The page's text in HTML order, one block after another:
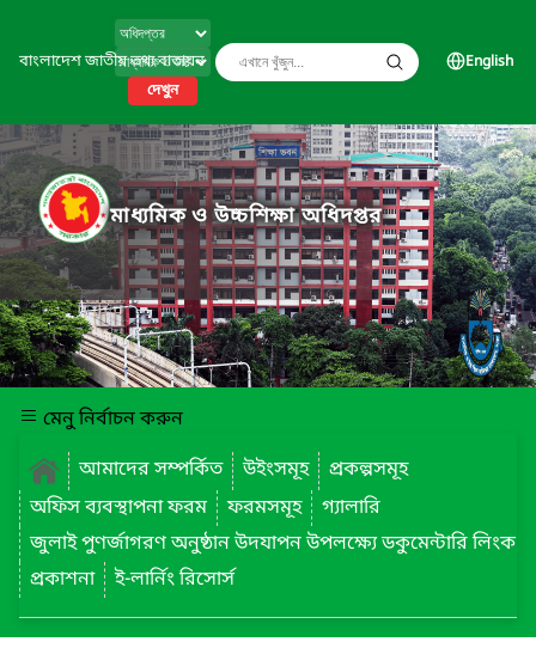
বাংলাদেশ জাতীয় তথ্য বাতায়ন
দেখুন
English
মাধ্যমিক ও উচ্চশিক্ষা অধিদপ্তর
মেনু নির্বাচন করুন
আমাদের সম্পর্কিত
উইংসমূহ
প্রকল্পসমূহ
অফিস ব্যবস্থাপনা ফরম
ফরমসমূহ
গ্যালারি
জুলাই পুণর্জাগরণ অনুষ্ঠান উদযাপন উপলক্ষ্যে ডকুমেন্টারি লিংক
প্রকাশনা
ই-লার্নিং রিসোর্স